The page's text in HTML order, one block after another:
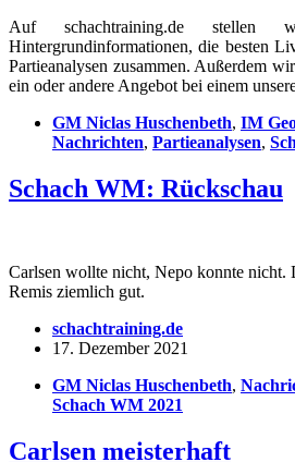
Auf schachtraining.de stellen
Hintergrundinformationen, die besten
Partieanalysen zusammen. Außerdem
ein oder andere Angebot bei einem
GM Niclas Huschenbeth, IM
Nachrichten, Partieanalysen,
Schach WM: Rückschau
Carlsen wollte nicht, Nepo konnte nicht.
Remis ziemlich gut.
schachtraining.de
17. Dezember 2021
GM Niclas Huschenbeth,
Schach WM 2021
Carlsen meisterhaft